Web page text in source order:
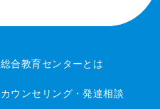
総合教育センターとは
カウンセリング・発達相談